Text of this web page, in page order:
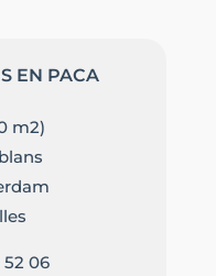
EN PACA
m2)
06